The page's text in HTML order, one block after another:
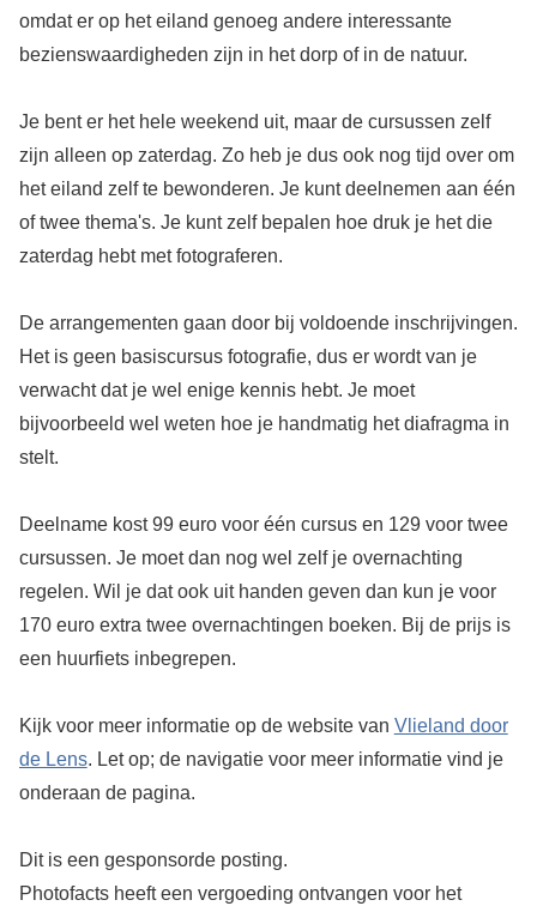
omdat er op het eiland genoeg andere interessante
bezienswaardigheden zijn in het dorp of in de natuur.
Je bent er het hele weekend uit, maar de cursussen zelf
zijn alleen op zaterdag. Zo heb je dus ook nog tijd over om
het eiland zelf te bewonderen. Je kunt deelnemen aan één
of twee thema's. Je kunt zelf bepalen hoe druk je het die
zaterdag hebt met fotograferen.
De arrangementen gaan door bij voldoende inschrijvingen.
Het is geen basiscursus fotografie, dus er wordt van je
verwacht dat je wel enige kennis hebt. Je moet
bijvoorbeeld wel weten hoe je handmatig het diafragma in
stelt.
Deelname kost 99 euro voor één cursus en 129 voor twee
cursussen. Je moet dan nog wel zelf je overnachting
regelen. Wil je dat ook uit handen geven dan kun je voor
170 euro extra twee overnachtingen boeken. Bij de prijs is
een huurfiets inbegrepen.
Kijk voor meer informatie op de website van Vlieland door
de Lens. Let op; de navigatie voor meer informatie vind je
onderaan de pagina.
Dit is een gesponsorde posting.
Photofacts heeft een vergoeding ontvangen voor het